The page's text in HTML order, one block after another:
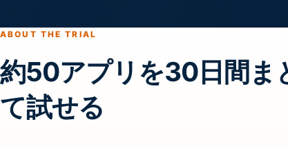
ABOUT THE TRIAL
約50アプリを30日間ま
て試せる